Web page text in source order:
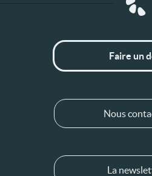
Faire un
Nous
La